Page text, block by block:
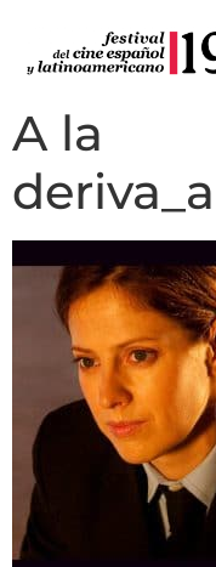
A la